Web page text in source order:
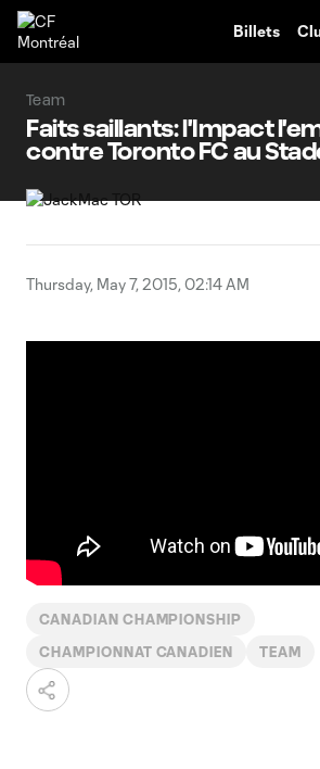
Billets
Team
Faits saillants: l'Impact
contre Toronto FC au
Thursday, May 7, 2015, 02:14 AM
CANADIAN CHAMPIONSHIP
CHAMPIONNAT CANADIEN TEAM